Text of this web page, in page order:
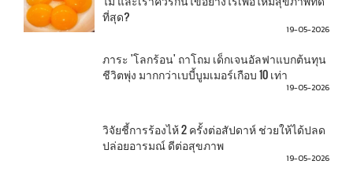
ที่สุด?
19-05-2026
ภาระ 'โลกร้อน' ถาโถม เด็กเจนอัลฟาแบกต้นทุน
ชีวิตพุ่ง มากกว่าเบบี้บูมเมอร์เกือบ 10 เท่า
19-05-2026
วิจัยชี้การร้องไห้ 2 ครั้งต่อสัปดาห์ ช่วยให้ได้ปลด
ปล่อยอารมณ์ ดีต่อสุขภาพ
19-05-2026